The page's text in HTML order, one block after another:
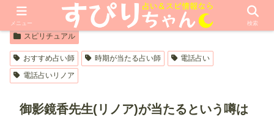
【PR】本ページはプロモーションが含まれています
スピリチュアル
おすすめ占い師 時期が当たる占い師
電話占い
電話占いリノア
御影鏡香先生(リノア)が当たるという噂は
メニュー 検索